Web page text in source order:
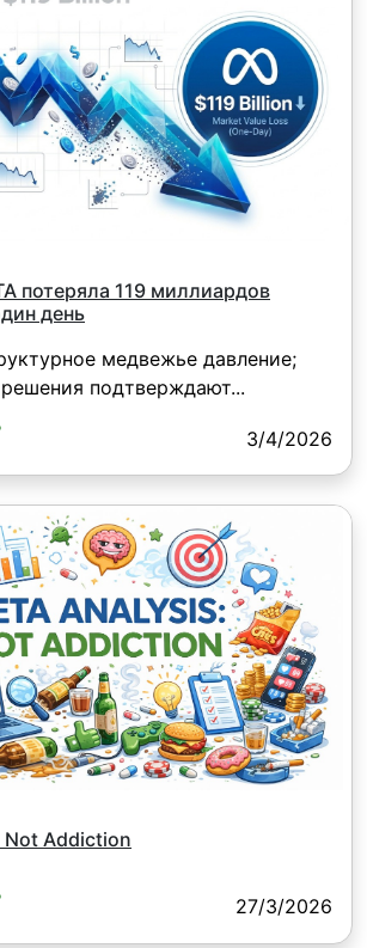
потеряла 119 миллиардов
день
медвежье давление;
подтверждают...
3/4/2026
Not Addiction
27/3/2026